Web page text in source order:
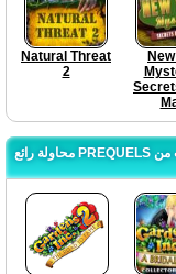
Natural Threat
2
محاولة رائع PREQUELS والتكملات من GARDENS INC. 3: BRIDAL PURSUIT لعبة